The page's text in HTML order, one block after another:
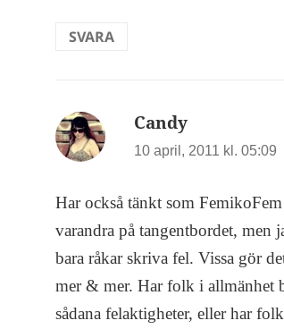
SVARA
Candy
10 april, 2011 kl. 05:09
Har också tänkt som
varandra på tangentbordet, men
bara råkar skriva fel. Vissa gör
mer & mer. Har folk i allmänhet
sådana felaktigheter, eller har